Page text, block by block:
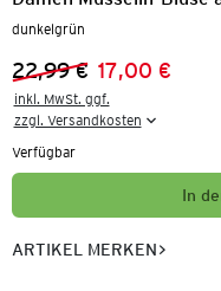
dunkelgrün
Vorheriger Preis:
22,99 €
Neuer Preis:17,00 €
inkl. MwSt. ggf.
zzgl. Versandkosten
Verfügbar
In
ARTIKEL MERKEN